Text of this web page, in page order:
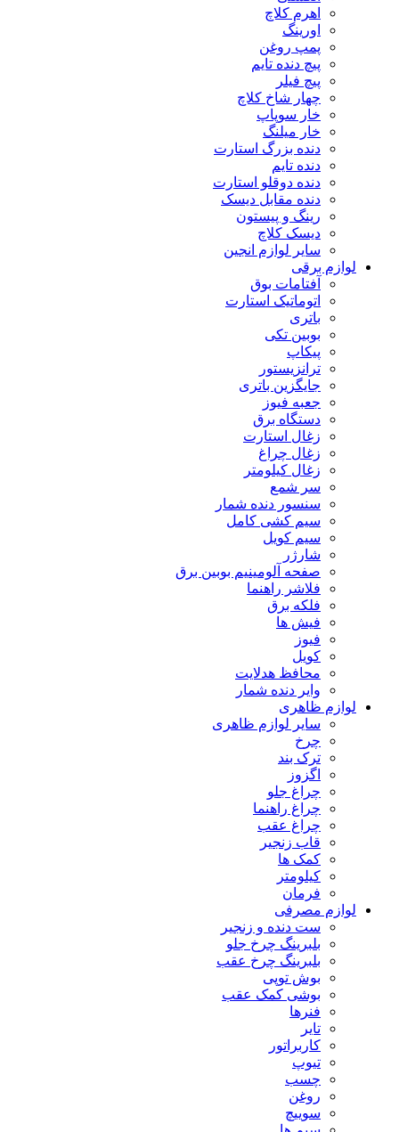
اهرم کلاچ
اورینگ
پمپ روغن
پیچ دنده تایم
پیچ فیلر
چهار شاخ کلاچ
خار سوپاپ
خار میلنگ
دنده بزرگ استارت
دنده تایم
دنده دوقلو استارت
دنده مقابل دیسک
رینگ و پیستون
دیسک کلاچ
سایر لوازم انجین
لوازم برقی
آفتامات بوق
اتوماتیک استارت
باتری
بوبین تکی
پیکاپ
ترانزیستور
جایگزین باتری
جعبه فیوز
دستگاه برق
زغال استارت
زغال چراغ
زغال کیلومتر
سر شمع
سنسور دنده شمار
سیم کشی کامل
سیم کویل
شارژر
صفحه آلومینیم بوبین برق
فلاشر راهنما
فلکه برق
فیش ها
فیوز
کویل
محافظ هدلایت
وایر دنده شمار
لوازم ظاهری
سایر لوازم ظاهری
چرخ
ترک بند
اگزوز
چراغ جلو
چراغ راهنما
چراغ عقب
قاب زنجیر
کمک ها
کیلومتر
فرمان
لوازم مصرفی
ست دنده و زنجیر
بلبرینگ چرخ جلو
بلبرینگ چرخ عقب
بوش توپی
بوشی کمک عقب
فنرها
تایر
کاربراتور
تیوپ
چسب
روغن
سوییچ